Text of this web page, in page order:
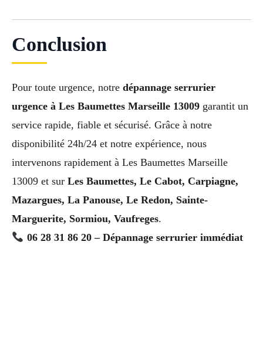
Conclusion
Pour toute urgence, notre dépannage serrurier
urgence à Les Baumettes Marseille 13009 garantit un
service rapide, fiable et sécurisé. Grâce à notre
disponibilité 24h/24 et notre expérience, nous
intervenons rapidement à Les Baumettes Marseille
13009 et sur Les Baumettes, Le Cabot, Carpiagne,
Mazargues, La Panouse, Le Redon, Sainte-
Marguerite, Sormiou, Vaufreges.
06 28 31 86 20 – Dépannage serrurier immédiat